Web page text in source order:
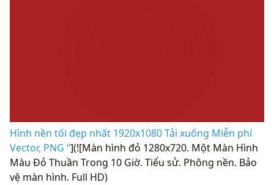
Hình nền tối đẹp nhất 1920x1080 Tải xuống Miễn phí
Vector, PNG “](![Màn hình đỏ 1280x720. Một Màn Hình
Màu Đỏ Thuần Trong 10 Giờ. Tiểu sử. Phông nền. Bảo
vệ màn hình. Full HD)